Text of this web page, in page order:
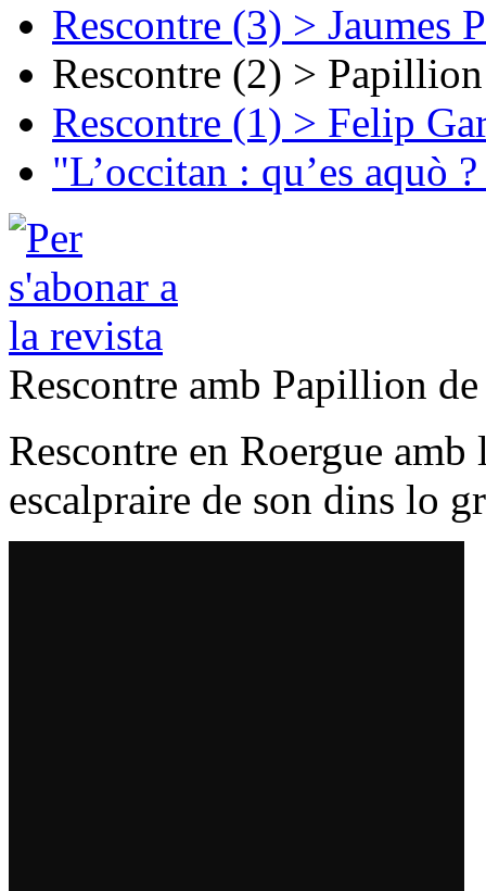
Rescontre (3) > Jaumes
Rescontre (2) >
Rescontre (1) > Felip
"L’occitan : qu’es aquò
Rescontre amb Papillion
Rescontre en Roergue
escalpraire de son dins lo